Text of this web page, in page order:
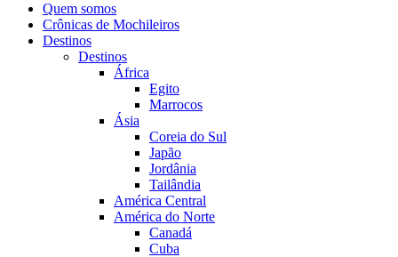
Quem somos
Crônicas de Mochileiros
Destinos
Destinos
África
Egito
Marrocos
Ásia
Coreia do Sul
Japão
Jordânia
Tailândia
América Central
América do Norte
Canadá
Cuba